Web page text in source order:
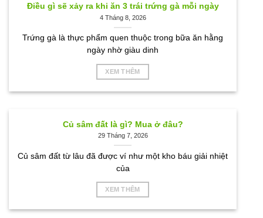
Điều gì sẽ xảy ra khi ăn 3 trái trứng gà mỗi ngày
4 Tháng 8, 2026
Trứng gà là thực phẩm quen thuộc trong bữa ăn hằng
ngày nhờ giàu dinh
XEM THÊM
Củ sâm đất là gì? Mua ở đâu?
29 Tháng 7, 2026
Củ sâm đất từ lâu đã được ví như một kho báu giải nhiệt
của
XEM THÊM